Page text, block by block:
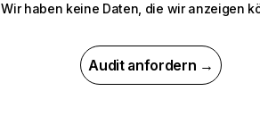
Wir haben keine Daten, die wir anzeigen
Audit anfordern →